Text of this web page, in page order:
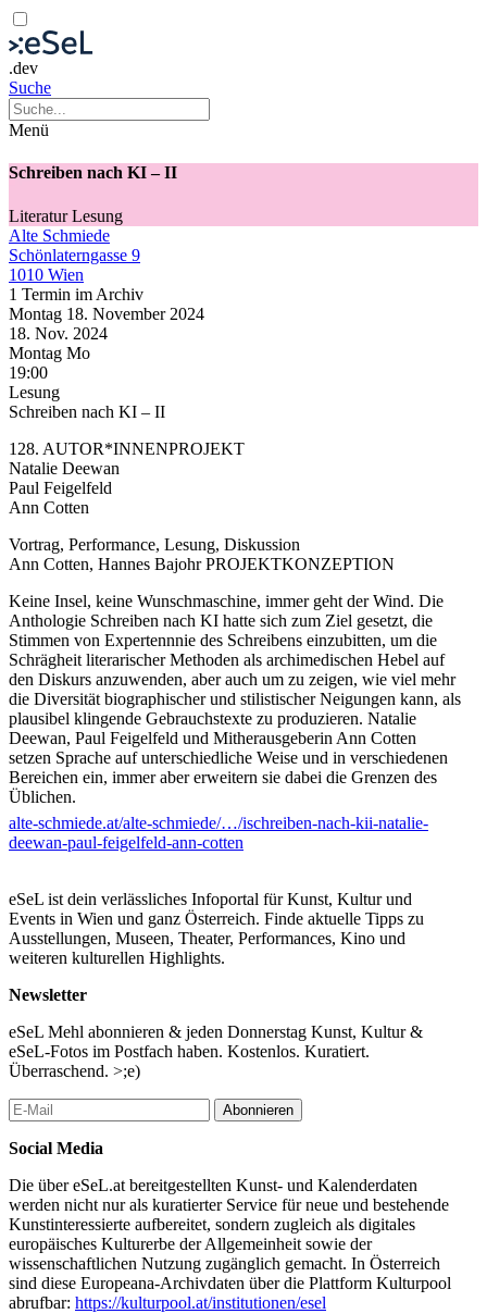
.dev
Suche
Menü
Schreiben nach KI – II
LiteraturLesung
Alte Schmiede
Schönlaterngasse 9
1010 Wien
1 Termin im Archiv
Montag 18. November 2024
18. Nov. 2024
Montag Mo
19:00
Lesung
Schreiben nach KI – II
128. AUTOR*INNENPROJEKT
Natalie Deewan
Paul Feigelfeld
Ann Cotten
Vortrag, Performance, Lesung, Diskussion
Ann Cotten, Hannes Bajohr PROJEKTKONZEPTION
Keine Insel, keine Wunschmaschine, immer geht der Wind. Die
Anthologie Schreiben nach KI hatte sich zum Ziel gesetzt, die
Stimmen von Expertennnie des Schreibens einzubitten, um die
Schrägheit literarischer Methoden als archimedischen Hebel auf
den Diskurs anzuwenden, aber auch um zu zeigen, wie viel mehr
die Diversität biographischer und stilistischer Neigungen kann, als
plausibel klingende Gebrauchstexte zu produzieren. Natalie
Deewan, Paul Feigelfeld und Mitherausgeberin Ann Cotten
setzen Sprache auf unterschiedliche Weise und in verschiedenen
Bereichen ein, immer aber erweitern sie dabei die Grenzen des
Üblichen.
A. Cotten
ländlichen, öffentlichen und veröffentlichten Raum; in Buchform
zuletzt: Lucida Console – ein Translatorium Maximum (2022).
http://heterotypia.net
Paul Feigelfeld, Kultur- und Medienwissenschaftler; Professor für
Digitalität und kulturelle Vermittlung und Teil des Instituts für
Open Arts an der Universität Mozarteum Salzburg, sowie Co-
Direktor des Data Arts Forum; Gastprofessor am Lehrstuhl für
Medientheorien der Humboldt-Universität zu Berlin. Seine Arbeit
erforscht transkulturelle und transmediale Ansätze zur Medien-
und Wissensgeschichte, kritische Perspektiven auf Technologien
und deren Schnittstellen mit Kunst und Design.
Ann Cotten, *1982; Prosa, Gedichte, Essays, Übersetzungen,
Literaturwissenschaft. Zuletzt u.a.: Die Anleitungen der Vorfahren
(2023); Hg. mit Hannes Bajohr: Schreiben nach KI (Matthes &
Seitz Berlin, Frühjahr 2025).
...Mehr lesen
alte-schmiede.at/alte-schmiede/…/ischreiben-nach-kii-natalie-
deewan-paul-feigelfeld-ann-cotten
eSeL ist dein verlässliches Infoportal für Kunst, Kultur und
Events in Wien und ganz Österreich. Finde aktuelle Tipps zu
Ausstellungen, Museen, Theater, Performances, Kino und
weiteren kulturellen Highlights.
Newsletter
eSeL Mehl abonnieren & jeden Donnerstag Kunst, Kultur &
eSeL-Fotos im Postfach haben. Kostenlos. Kuratiert.
Überraschend. >;e)
Abonnieren
Social Media
Die über eSeL.at bereitgestellten Kunst- und Kalenderdaten
werden nicht nur als kuratierter Service für neue und bestehende
Kunstinteressierte aufbereitet, sondern zugleich als digitales
europäisches Kulturerbe der Allgemeinheit sowie der
wissenschaftlichen Nutzung zugänglich gemacht. In Österreich
sind diese Europeana-Archivdaten über die Plattform Kulturpool
abrufbar: https://kulturpool.at/institutionen/esel